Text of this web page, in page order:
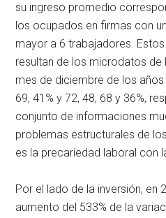
su ingreso promedio
los ocupados en firmas con
mayor a 6 trabajadores.
resultan de los microdatos de
mes de diciembre de los
69, 41% y 72, 48, 68 y 36%,
conjunto de informaciones
problemas estructurales de
es la precariedad laboral con
Por el lado de la inversión, en
aumento del 533% de la